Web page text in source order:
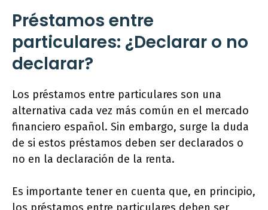
Préstamos entre
particulares: ¿Declarar o no
declarar?
Los préstamos entre particulares son una
alternativa cada vez más común en el mercado
financiero español. Sin embargo, surge la duda
de si estos préstamos deben ser declarados o
no en la declaración de la renta.
Es importante tener en cuenta que, en principio,